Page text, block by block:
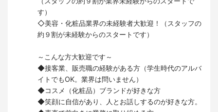
す）
◇美容・化粧品業界の未経験者大歓迎！（スタッフの
約９割が未経験からのスタートです）
～こんな方大歓迎です～
◆接客業、販売職の経験がある方（学生時代のアルバ
イトでもOK。業界は問いません）
◆コスメ（化粧品）ブランドが好きな方
◆笑顔に自信があり、人とお話しするのが好きな方。